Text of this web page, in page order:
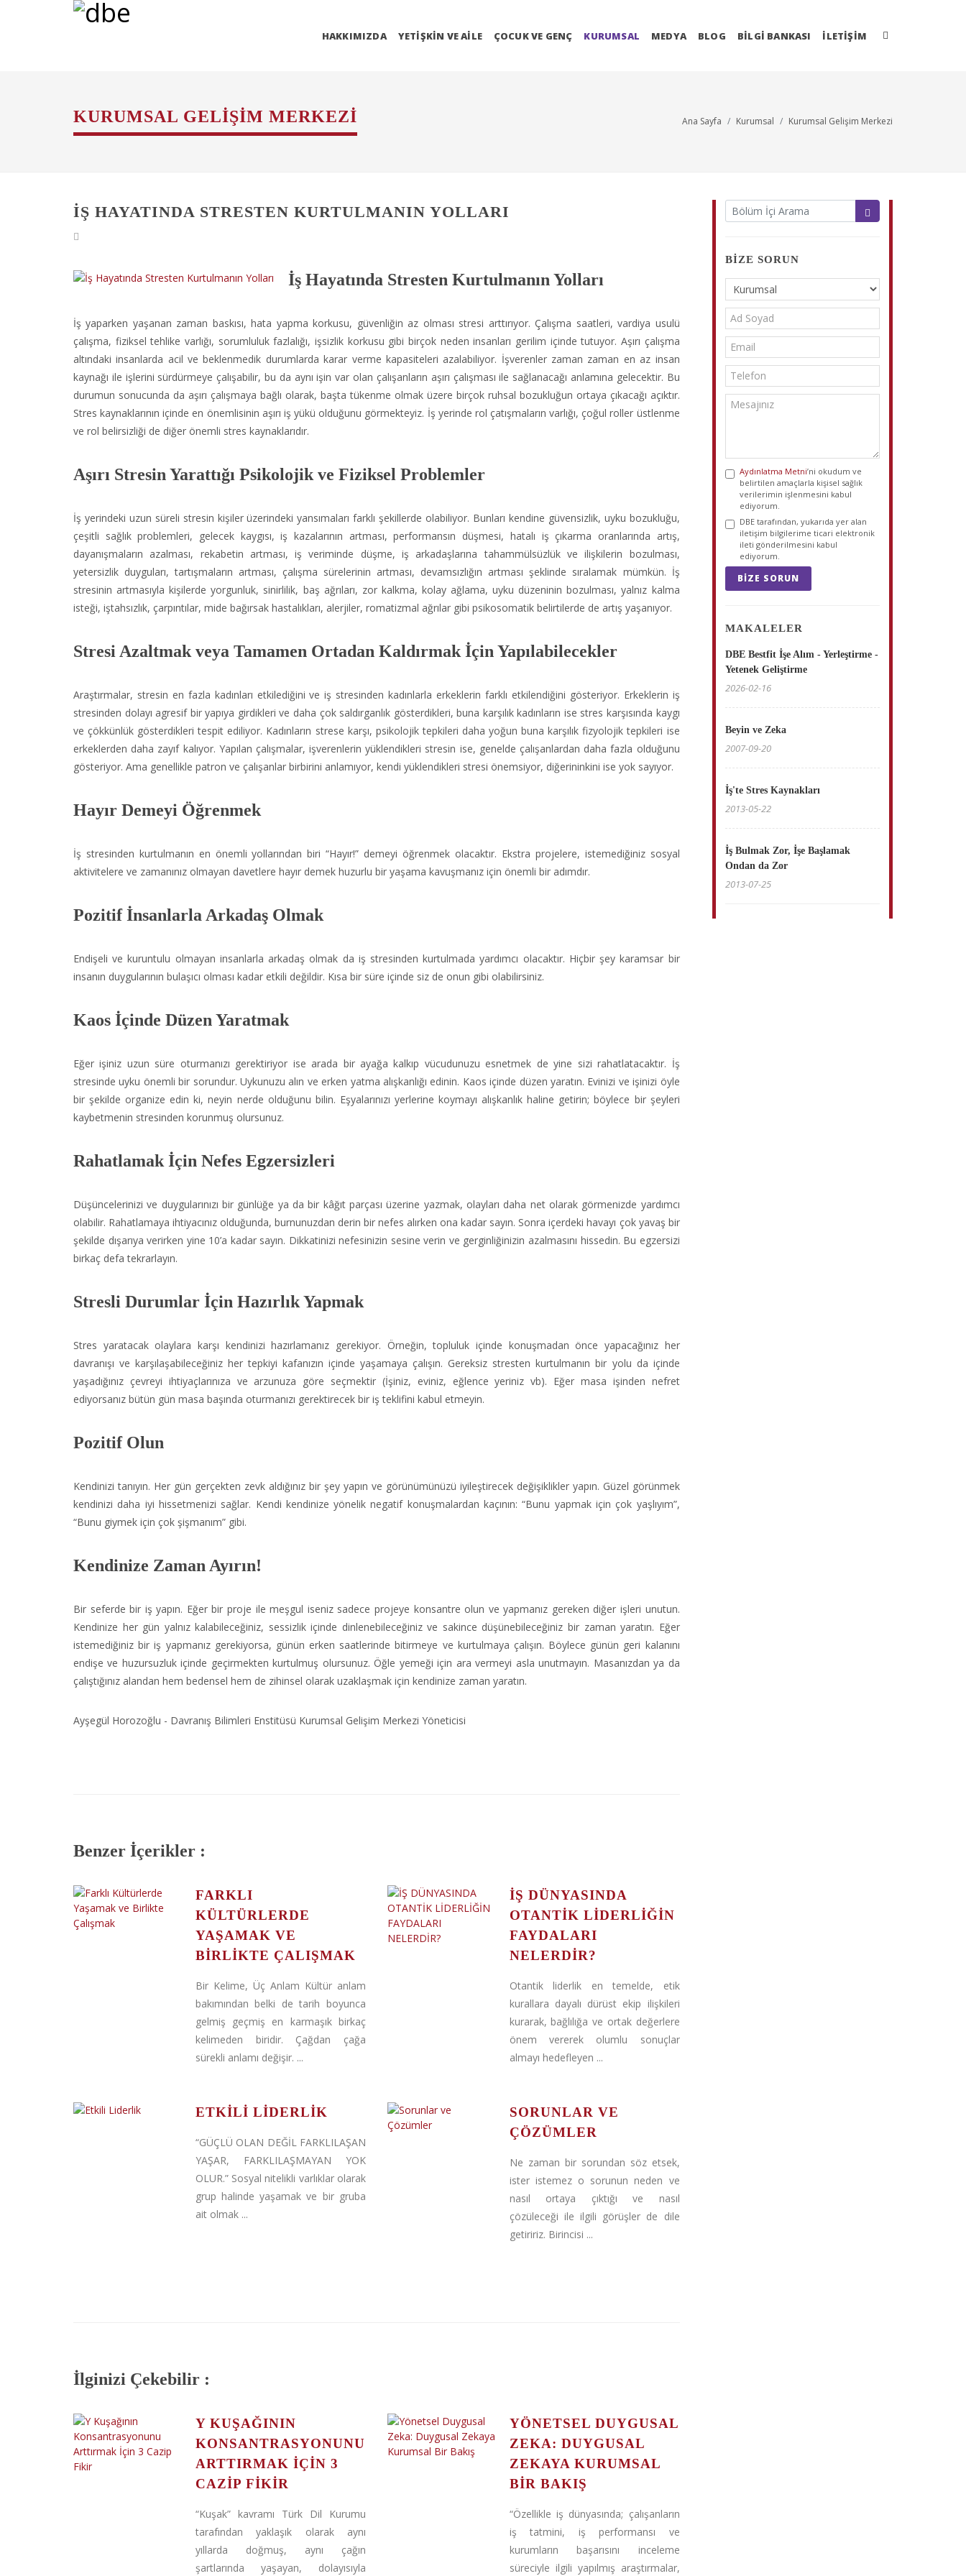
HAKKIMIZDA YETIŞKIN VE AILE ÇOCUK VE GENÇ KURUMSAL MEDYA BLOG BİLGİ BANKASI İLETIŞIM
KURUMSAL GELIŞIM MERKEZI Ana Sayfa Kurumsal Kurumsal Gelişim Merkezi
İŞ HAYATINDA STRESTEN KURTULMANIN YOLLARI
İş Hayatında Stresten Kurtulmanın Yolları
İş yaparken yaşanan zaman baskısı, hata yapma korkusu, güvenliğin az olması stresi arttırıyor. Çalışma saatleri, vardiya usulü
çalışma, fiziksel tehlike varlığı, sorumluluk fazlalığı, işsizlik korkusu gibi birçok neden insanları gerilim içinde tutuyor. Aşırı çalışma
altındaki insanlarda acil ve beklenmedik durumlarda karar verme kapasiteleri azalabiliyor. İşverenler zaman zaman en az insan
kaynağı ile işlerini sürdürmeye çalışabilir, bu da aynı işin var olan çalışanların aşırı çalışması ile sağlanacağı anlamına gelecektir. Bu
durumun sonucunda da aşırı çalışmaya bağlı olarak, başta tükenme olmak üzere birçok ruhsal bozukluğun ortaya çıkacağı açıktır.
Stres kaynaklarının içinde en önemlisinin aşırı iş yükü olduğunu görmekteyiz. İş yerinde rol çatışmaların varlığı, çoğul roller üstlenme
ve rol belirsizliği de diğer önemli stres kaynaklarıdır.
Aşırı Stresin Yarattığı Psikolojik ve Fiziksel Problemler
İş yerindeki uzun süreli stresin kişiler üzerindeki yansımaları farklı şekillerde olabiliyor. Bunları kendine güvensizlik, uyku bozukluğu,
çeşitli sağlık problemleri, gelecek kaygısı, iş kazalarının artması, performansın düşmesi, hatalı iş çıkarma oranlarında artış,
dayanışmaların azalması, rekabetin artması, iş veriminde düşme, iş arkadaşlarına tahammülsüzlük ve ilişkilerin bozulması,
yetersizlik duyguları, tartışmaların artması, çalışma sürelerinin artması, devamsızlığın artması şeklinde sıralamak mümkün. İş
stresinin artmasıyla kişilerde yorgunluk, sinirlilik, baş ağrıları, zor kalkma, kolay ağlama, uyku düzeninin bozulması, yalnız kalma
isteği, iştahsızlık, çarpıntılar, mide bağırsak hastalıkları, alerjiler, romatizmal ağrılar gibi psikosomatik belirtilerde de artış yaşanıyor.
Stresi Azaltmak veya Tamamen Ortadan Kaldırmak İçin Yapılabilecekler
Araştırmalar, stresin en fazla kadınları etkilediğini ve iş stresinden kadınlarla erkeklerin farklı etkilendiğini gösteriyor. Erkeklerin iş
stresinden dolayı agresif bir yapıya girdikleri ve daha çok saldırganlık gösterdikleri, buna karşılık kadınların ise stres karşısında kaygı
ve çökkünlük gösterdikleri tespit ediliyor. Kadınların strese karşı, psikolojik tepkileri daha yoğun buna karşılık fizyolojik tepkileri ise
erkeklerden daha zayıf kalıyor. Yapılan çalışmalar, işverenlerin yüklendikleri stresin ise, genelde çalışanlardan daha fazla olduğunu
gösteriyor. Ama genellikle patron ve çalışanlar birbirini anlamıyor, kendi yüklendikleri stresi önemsiyor, diğerininkini ise yok sayıyor.
Hayır Demeyi Öğrenmek
İş stresinden kurtulmanın en önemli yollarından biri “Hayır!” demeyi öğrenmek olacaktır. Ekstra projelere, istemediğiniz sosyal
aktivitelere ve zamanınız olmayan davetlere hayır demek huzurlu bir yaşama kavuşmanız için önemli bir adımdır.
Pozitif İnsanlarla Arkadaş Olmak
Endişeli ve kuruntulu olmayan insanlarla arkadaş olmak da iş stresinden kurtulmada yardımcı olacaktır. Hiçbir şey karamsar bir
insanın duygularının bulaşıcı olması kadar etkili değildir. Kısa bir süre içinde siz de onun gibi olabilirsiniz.
Kaos İçinde Düzen Yaratmak
Eğer işiniz uzun süre oturmanızı gerektiriyor ise arada bir ayağa kalkıp vücudunuzu esnetmek de yine sizi rahatlatacaktır. İş
stresinde uyku önemli bir sorundur. Uykunuzu alın ve erken yatma alışkanlığı edinin. Kaos içinde düzen yaratın. Evinizi ve işinizi öyle
bir şekilde organize edin ki, neyin nerde olduğunu bilin. Eşyalarınızı yerlerine koymayı alışkanlık haline getirin; böylece bir şeyleri
kaybetmenin stresinden korunmuş olursunuz.
Rahatlamak İçin Nefes Egzersizleri
Düşüncelerinizi ve duygularınızı bir günlüğe ya da bir kâğıt parçası üzerine yazmak, olayları daha net olarak görmenizde yardımcı
olabilir. Rahatlamaya ihtiyacınız olduğunda, burnunuzdan derin bir nefes alırken ona kadar sayın. Sonra içerdeki havayı çok yavaş bir
şekilde dışarıya verirken yine 10’a kadar sayın. Dikkatinizi nefesinizin sesine verin ve gerginliğinizin azalmasını hissedin. Bu egzersizi
birkaç defa tekrarlayın.
Stresli Durumlar İçin Hazırlık Yapmak
Stres yaratacak olaylara karşı kendinizi hazırlamanız gerekiyor. Örneğin, topluluk içinde konuşmadan önce yapacağınız her
davranışı ve karşılaşabileceğiniz her tepkiyi kafanızın içinde yaşamaya çalışın. Gereksiz stresten kurtulmanın bir yolu da içinde
yaşadığınız çevreyi ihtiyaçlarınıza ve arzunuza göre seçmektir (İşiniz, eviniz, eğlence yeriniz vb). Eğer masa işinden nefret
ediyorsanız bütün gün masa başında oturmanızı gerektirecek bir iş teklifini kabul etmeyin.
Pozitif Olun
Kendinizi tanıyın. Her gün gerçekten zevk aldığınız bir şey yapın ve görünümünüzü iyileştirecek değişiklikler yapın. Güzel görünmek
kendinizi daha iyi hissetmenizi sağlar. Kendi kendinize yönelik negatif konuşmalardan kaçının: “Bunu yapmak için çok yaşlıyım”,
“Bunu giymek için çok şişmanım” gibi.
Kendinize Zaman Ayırın!
Bir seferde bir iş yapın. Eğer bir proje ile meşgul iseniz sadece projeye konsantre olun ve yapmanız gereken diğer işleri unutun.
Kendinize her gün yalnız kalabileceğiniz, sessizlik içinde dinlenebileceğiniz ve sakince düşünebileceğiniz bir zaman yaratın. Eğer
istemediğiniz bir iş yapmanız gerekiyorsa, günün erken saatlerinde bitirmeye ve kurtulmaya çalışın. Böylece günün geri kalanını
endişe ve huzursuzluk içinde geçirmekten kurtulmuş olursunuz. Öğle yemeği için ara vermeyi asla unutmayın. Masanızdan ya da
çalıştığınız alandan hem bedensel hem de zihinsel olarak uzaklaşmak için kendinize zaman yaratın.
Ayşegül Horozoğlu - Davranış Bilimleri Enstitüsü Kurumsal Gelişim Merkezi Yöneticisi
Benzer İçerikler :
FARKLI
KÜLTÜRLERDE
YAŞAMAK VE
BIRLIKTE ÇALIŞMAK
Bir Kelime, Üç Anlam Kültür anlam
bakımından belki de tarih boyunca
gelmiş geçmiş en karmaşık birkaç
kelimeden biridir. Çağdan çağa
sürekli anlamı değişir. ...
İŞ DÜNYASINDA
OTANTİK LİDERLİĞİN
FAYDALARI
NELERDİR?
Otantik liderlik en temelde, etik
kurallara dayalı dürüst ekip ilişkileri
kurarak, bağlılığa ve ortak değerlere
önem vererek olumlu sonuçlar
almayı hedefleyen ...
ETKILI LIDERLIK
“GÜÇLÜ OLAN DEĞİL FARKLILAŞAN
YAŞAR, FARKLILAŞMAYAN YOK
OLUR.” Sosyal nitelikli varlıklar olarak
grup halinde yaşamak ve bir gruba
ait olmak ...
SORUNLAR VE
ÇÖZÜMLER
Ne zaman bir sorundan söz etsek,
ister istemez o sorunun neden ve
nasıl ortaya çıktığı ve nasıl
çözüleceği ile ilgili görüşler de dile
getiririz. Birincisi ...
İlginizi Çekebilir :
Y KUŞAĞININ
KONSANTRASYONUNU
ARTTIRMAK İÇIN 3
CAZIP FIKIR
“Kuşak” kavramı Türk Dil Kurumu
tarafından yaklaşık olarak aynı
yıllarda doğmuş, aynı çağın
şartlarında yaşayan, dolayısıyla
YÖNETSEL DUYGUSAL
ZEKA: DUYGUSAL
ZEKAYA KURUMSAL
BIR BAKIŞ
“Özellikle iş dünyasında; çalışanların
iş tatmini, iş performansı ve
kurumların başarısını inceleme
süreciyle ilgili yapılmış araştırmalar,
BIZE SORUN
Aydınlatma Metni’ni okudum ve
belirtilen amaçlarla kişisel sağlık
verilerimin işlenmesini kabul
ediyorum.
DBE tarafından, yukarıda yer alan
iletişim bilgilerime ticari elektronik
ileti gönderilmesini kabul
ediyorum.
BIZE SORUN
MAKALELER
DBE Bestfit İşe Alım - Yerleştirme -
Yetenek Geliştirme
2026-02-16
Beyin ve Zeka
2007-09-20
İş'te Stres Kaynakları
2013-05-22
İş Bulmak Zor, İşe Başlamak
Ondan da Zor
2013-07-25